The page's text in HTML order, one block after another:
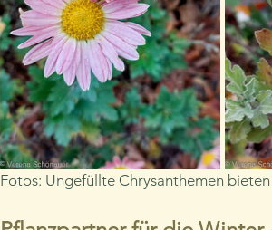
Fotos: Ungefüllte Chrysanthemen